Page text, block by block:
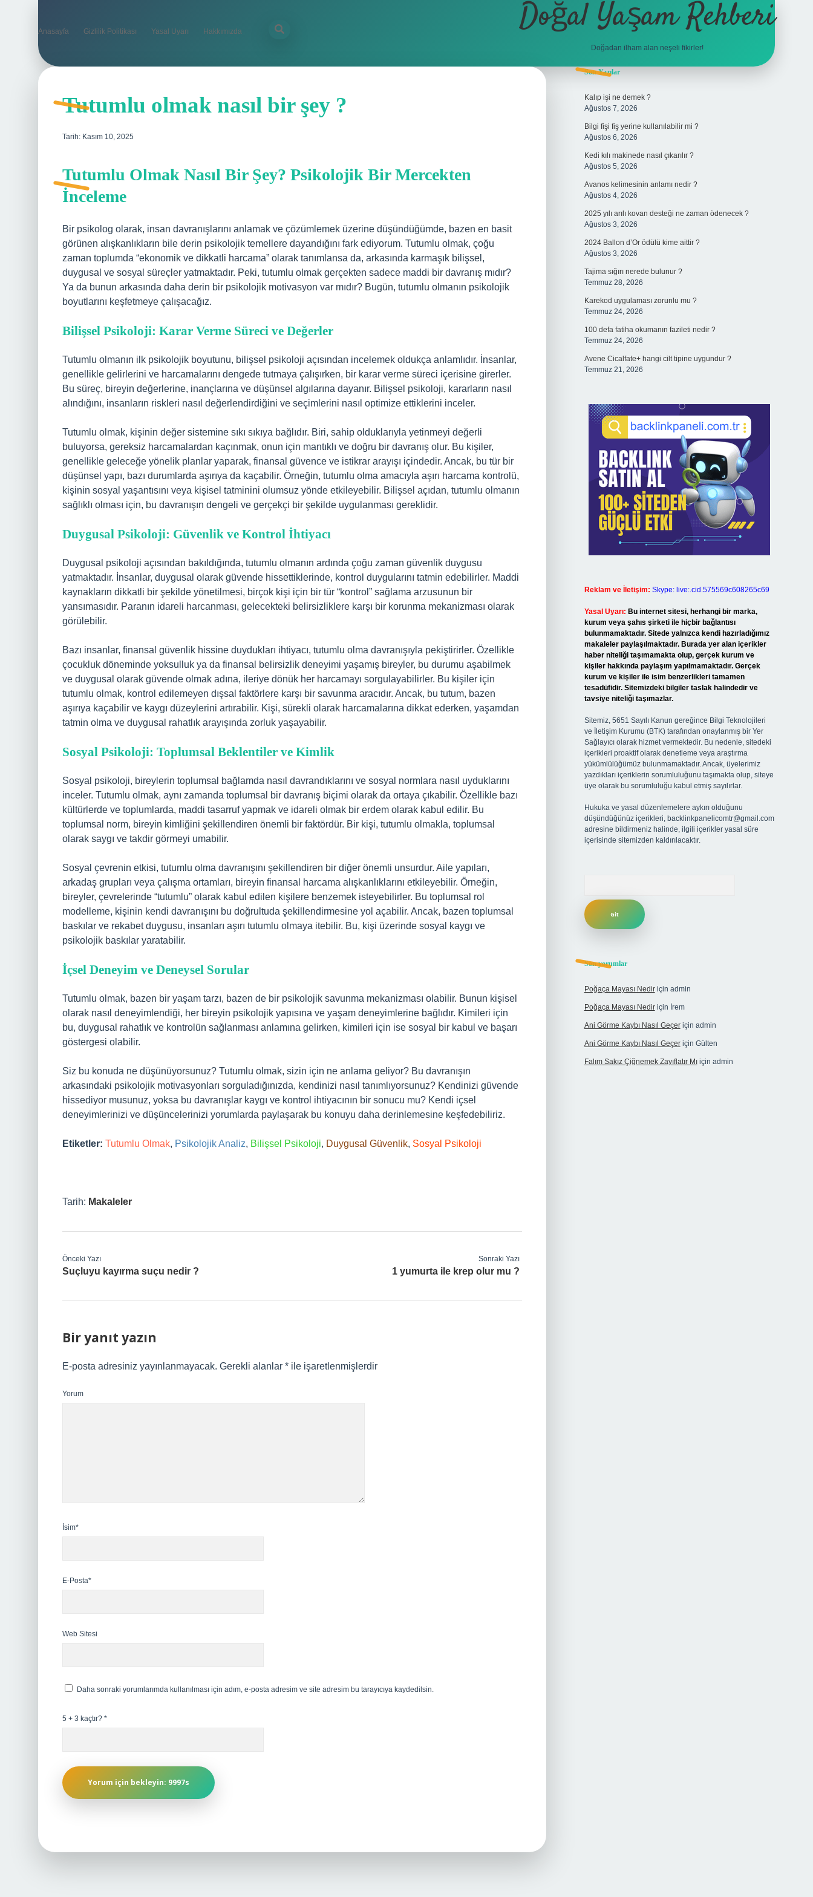
Anasayfa Gizlilik Politikası Yasal Uyarı Hakkımızda Doğal Yaşam Rehberi
Doğadan ilham alan neşeli fikirler!
Tutumlu olmak nasıl bir şey ?
Tarih: Kasım 10, 2025
Tutumlu Olmak Nasıl Bir Şey? Psikolojik Bir Mercekten
İnceleme
Bir psikolog olarak, insan davranışlarını anlamak ve çözümlemek üzerine düşündüğümde, bazen en basit
görünen alışkanlıkların bile derin psikolojik temellere dayandığını fark ediyorum. Tutumlu olmak, çoğu
zaman toplumda “ekonomik ve dikkatli harcama” olarak tanımlansa da, arkasında karmaşık bilişsel,
duygusal ve sosyal süreçler yatmaktadır. Peki, tutumlu olmak gerçekten sadece maddi bir davranış mıdır?
Ya da bunun arkasında daha derin bir psikolojik motivasyon var mıdır? Bugün, tutumlu olmanın psikolojik
boyutlarını keşfetmeye çalışacağız.
Bilişsel Psikoloji: Karar Verme Süreci ve Değerler
Tutumlu olmanın ilk psikolojik boyutunu, bilişsel psikoloji açısından incelemek oldukça anlamlıdır. İnsanlar,
genellikle gelirlerini ve harcamalarını dengede tutmaya çalışırken, bir karar verme süreci içerisine girerler.
Bu süreç, bireyin değerlerine, inançlarına ve düşünsel algılarına dayanır. Bilişsel psikoloji, kararların nasıl
alındığını, insanların riskleri nasıl değerlendirdiğini ve seçimlerini nasıl optimize ettiklerini inceler.
Tutumlu olmak, kişinin değer sistemine sıkı sıkıya bağlıdır. Biri, sahip olduklarıyla yetinmeyi değerli
buluyorsa, gereksiz harcamalardan kaçınmak, onun için mantıklı ve doğru bir davranış olur. Bu kişiler,
genellikle geleceğe yönelik planlar yaparak, finansal güvence ve istikrar arayışı içindedir. Ancak, bu tür bir
düşünsel yapı, bazı durumlarda aşırıya da kaçabilir. Örneğin, tutumlu olma amacıyla aşırı harcama kontrolü,
kişinin sosyal yaşantısını veya kişisel tatminini olumsuz yönde etkileyebilir. Bilişsel açıdan, tutumlu olmanın
sağlıklı olması için, bu davranışın dengeli ve gerçekçi bir şekilde uygulanması gereklidir.
Duygusal Psikoloji: Güvenlik ve Kontrol İhtiyacı
Duygusal psikoloji açısından bakıldığında, tutumlu olmanın ardında çoğu zaman güvenlik duygusu
yatmaktadır. İnsanlar, duygusal olarak güvende hissettiklerinde, kontrol duygularını tatmin edebilirler. Maddi
kaynakların dikkatli bir şekilde yönetilmesi, birçok kişi için bir tür “kontrol” sağlama arzusunun bir
yansımasıdır. Paranın idareli harcanması, gelecekteki belirsizliklere karşı bir korunma mekanizması olarak
görülebilir.
Bazı insanlar, finansal güvenlik hissine duydukları ihtiyacı, tutumlu olma davranışıyla pekiştirirler. Özellikle
çocukluk döneminde yoksulluk ya da finansal belirsizlik deneyimi yaşamış bireyler, bu durumu aşabilmek
ve duygusal olarak güvende olmak adına, ileriye dönük her harcamayı sorgulayabilirler. Bu kişiler için
tutumlu olmak, kontrol edilemeyen dışsal faktörlere karşı bir savunma aracıdır. Ancak, bu tutum, bazen
aşırıya kaçabilir ve kaygı düzeylerini artırabilir. Kişi, sürekli olarak harcamalarına dikkat ederken, yaşamdan
tatmin olma ve duygusal rahatlık arayışında zorluk yaşayabilir.
Sosyal Psikoloji: Toplumsal Beklentiler ve Kimlik
Sosyal psikoloji, bireylerin toplumsal bağlamda nasıl davrandıklarını ve sosyal normlara nasıl uyduklarını
inceler. Tutumlu olmak, aynı zamanda toplumsal bir davranış biçimi olarak da ortaya çıkabilir. Özellikle bazı
kültürlerde ve toplumlarda, maddi tasarruf yapmak ve idareli olmak bir erdem olarak kabul edilir. Bu
toplumsal norm, bireyin kimliğini şekillendiren önemli bir faktördür. Bir kişi, tutumlu olmakla, toplumsal
olarak saygı ve takdir görmeyi umabilir.
Sosyal çevrenin etkisi, tutumlu olma davranışını şekillendiren bir diğer önemli unsurdur. Aile yapıları,
arkadaş grupları veya çalışma ortamları, bireyin finansal harcama alışkanlıklarını etkileyebilir. Örneğin,
bireyler, çevrelerinde “tutumlu” olarak kabul edilen kişilere benzemek isteyebilirler. Bu toplumsal rol
modelleme, kişinin kendi davranışını bu doğrultuda şekillendirmesine yol açabilir. Ancak, bazen toplumsal
baskılar ve rekabet duygusu, insanları aşırı tutumlu olmaya itebilir. Bu, kişi üzerinde sosyal kaygı ve
psikolojik baskılar yaratabilir.
İçsel Deneyim ve Deneysel Sorular
Tutumlu olmak, bazen bir yaşam tarzı, bazen de bir psikolojik savunma mekanizması olabilir. Bunun kişisel
olarak nasıl deneyimlendiği, her bireyin psikolojik yapısına ve yaşam deneyimlerine bağlıdır. Kimileri için
bu, duygusal rahatlık ve kontrolün sağlanması anlamına gelirken, kimileri için ise sosyal bir kabul ve başarı
göstergesi olabilir.
Siz bu konuda ne düşünüyorsunuz? Tutumlu olmak, sizin için ne anlama geliyor? Bu davranışın
arkasındaki psikolojik motivasyonları sorguladığınızda, kendinizi nasıl tanımlıyorsunuz? Kendinizi güvende
hissediyor musunuz, yoksa bu davranışlar kaygı ve kontrol ihtiyacının bir sonucu mu? Kendi içsel
deneyimlerinizi ve düşüncelerinizi yorumlarda paylaşarak bu konuyu daha derinlemesine keşfedebiliriz.
Etiketler: Tutumlu Olmak, Psikolojik Analiz, Bilişsel Psikoloji, Duygusal Güvenlik, Sosyal Psikoloji
Tarih: Makaleler
Önceki Yazı
Suçluyu kayırma suçu nedir ?
Sonraki Yazı
1 yumurta ile krep olur mu ?
Bir yanıt yazın
E-posta adresiniz yayınlanmayacak. Gerekli alanlar * ile işaretlenmişlerdir
Yorum
İsim*
E-Posta*
Web Sitesi
Daha sonraki yorumlarımda kullanılması için adım, e-posta adresim ve site adresim bu tarayıcıya kaydedilsin.
5 + 3 kaçtır? *
Sidebar
Son Yazılar
Kalıp işi ne demek ?
Ağustos 7, 2026
Bilgi fişi fiş yerine kullanılabilir mi ?
Ağustos 6, 2026
Kedi kılı makinede nasıl çıkarılır ?
Ağustos 5, 2026
Avanos kelimesinin anlamı nedir ?
Ağustos 4, 2026
2025 yılı arılı kovan desteği ne zaman ödenecek ?
Ağustos 3, 2026
2024 Ballon d’Or ödülü kime aittir ?
Ağustos 3, 2026
Tajima sığırı nerede bulunur ?
Temmuz 28, 2026
Karekod uygulaması zorunlu mu ?
Temmuz 24, 2026
100 defa fatiha okumanın fazileti nedir ?
Temmuz 24, 2026
Avene Cicalfate+ hangi cilt tipine uygundur ?
Temmuz 21, 2026
Reklam ve İletişim: Skype: live:.cid.575569c608265c69
Yasal Uyarı: Bu internet sitesi, herhangi bir marka,
kurum veya şahıs şirketi ile hiçbir bağlantısı
bulunmamaktadır. Sitede yalnızca kendi hazırladığımız
makaleler paylaşılmaktadır. Burada yer alan içerikler
haber niteliği taşımamakta olup, gerçek kurum ve
kişiler hakkında paylaşım yapılmamaktadır. Gerçek
kurum ve kişiler ile isim benzerlikleri tamamen
tesadüfidir. Sitemizdeki bilgiler taslak halindedir ve
tavsiye niteliği taşımazlar.
Sitemiz, 5651 Sayılı Kanun gereğince Bilgi Teknolojileri
ve İletişim Kurumu (BTK) tarafından onaylanmış bir Yer
Sağlayıcı olarak hizmet vermektedir. Bu nedenle, sitedeki
içerikleri proaktif olarak denetleme veya araştırma
yükümlülüğümüz bulunmamaktadır. Ancak, üyelerimiz
yazdıkları içeriklerin sorumluluğunu taşımakta olup, siteye
üye olarak bu sorumluluğu kabul etmiş sayılırlar.
Hukuka ve yasal düzenlemelere aykırı olduğunu
düşündüğünüz içerikleri, backlinkpanelicomtr@gmail.com
adresine bildirmeniz halinde, ilgili içerikler yasal süre
içerisinde sitemizden kaldırılacaktır.
Son yorumlar
Poğaça Mayası Nediriçin admin
Poğaça Mayası Nediriçin İrem
Ani Görme Kaybı Nasıl Geçeriçin admin
Ani Görme Kaybı Nasıl Geçeriçin Gülten
Falım Sakız Çiğnemek Zayıflatır Mıiçin admin